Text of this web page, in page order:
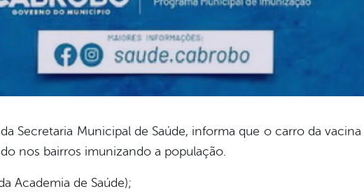
Secretaria Municipal de Saúde, informa que o carro da
nos bairros imunizando a população.
Academia de Saúde);